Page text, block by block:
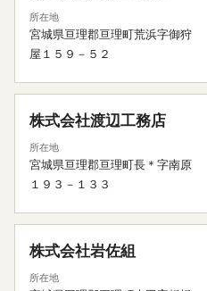
所在地
宮城県亘理郡亘理町荒浜字御狩
屋１５９－５２
株式会社渡辺工務店
所在地
宮城県亘理郡亘理町長＊字南原
１９３－１３３
株式会社岩佐組
所在地